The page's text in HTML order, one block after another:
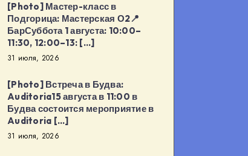
[Photo] Мастер-класс в
Подгорица: Мастерская О2📍
БарСуббота 1 августа: 10:00–
11:30, 12:00–13: […]
31 июля, 2026
[Photo] Встреча в Будва:
Auditoria15 августа в 11:00 в
Будва состоится мероприятие в
Auditoria […]
31 июля, 2026